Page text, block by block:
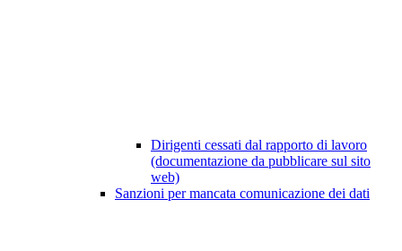
Dirigenti cessati dal rapporto di lavoro
(documentazione da pubblicare sul sito
web)
Sanzioni per mancata comunicazione dei dati